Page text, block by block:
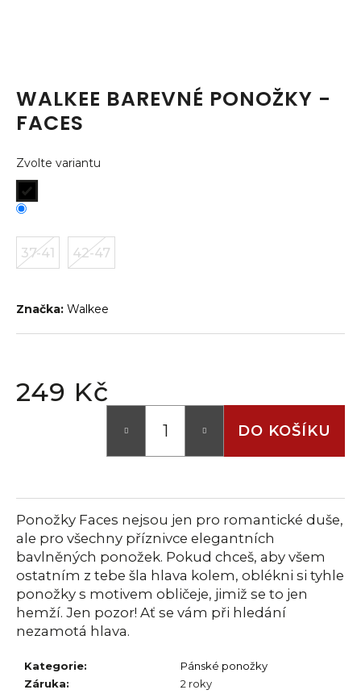
WALKEE BAREVNÉ PONOŽKY -
FACES
Zvolte variantu
37-41 42-47
Značka: Walkee
249 Kč
DO KOŠÍKU
Ponožky Faces nejsou jen pro romantické duše,
ale pro všechny příznivce elegantních
bavlněných ponožek. Pokud chceš, aby všem
ostatním z tebe šla hlava kolem, oblékni si tyhle
ponožky s motivem obličeje, jimiž se to jen
hemží. Jen pozor! Ať se vám při hledání
nezamotá hlava.
Kategorie:
Pánské ponožky
Záruka:
2 roky
?
D
o
o
r
u
j